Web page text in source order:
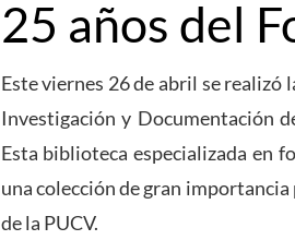
25 años del
Este viernes 26 de abril se realizó
Investigación y Documentación
Esta biblioteca especializada en
una colección de gran
de la PUCV.